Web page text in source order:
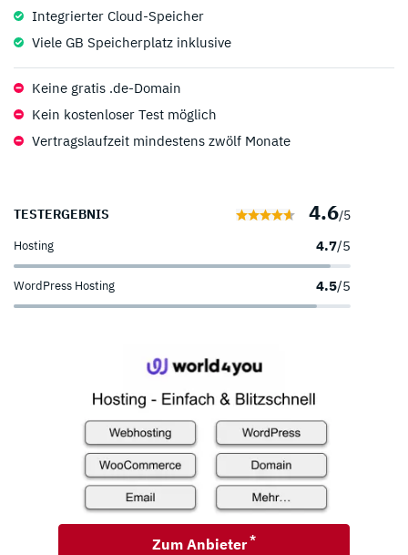
Integrierter Cloud-Speicher
Viele GB Speicherplatz inklusive
Keine gratis .de-Domain
Kein kostenloser Test möglich
Vertragslaufzeit mindestens zwölf Monate
TESTERGEBNIS 4.6/5
Hosting 4.7/5
WordPress Hosting 4.5/5
Zum Anbieter *